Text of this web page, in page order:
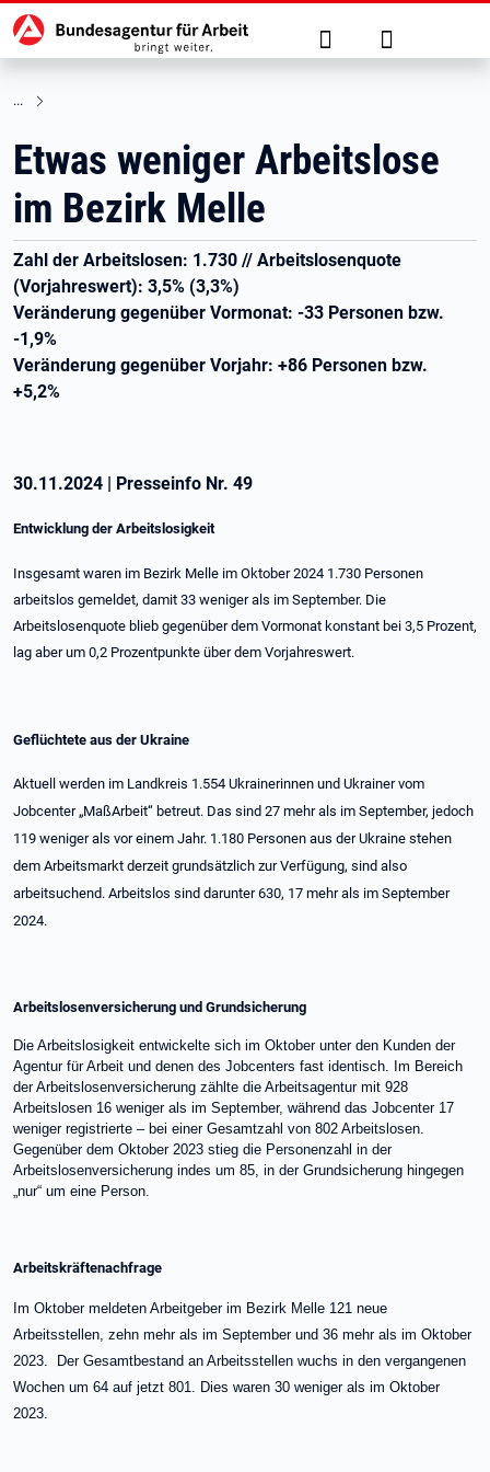
zu den Hauptinhalten springen
Hauptnavigation Suche Anmelden
Etwas weniger Arbeitslose
im Bezirk Melle
Zahl der Arbeitslosen: 1.730 // Arbeitslosenquote
(Vorjahreswert): 3,5% (3,3%)
Veränderung gegenüber Vormonat: -33 Personen bzw.
-1,9%
Veränderung gegenüber Vorjahr: +86 Personen bzw.
+5,2%
30.11.2024 | Presseinfo Nr. 49
Entwicklung der Arbeitslosigkeit
Insgesamt waren im Bezirk Melle im Oktober 2024 1.730 Personen
arbeitslos gemeldet, damit 33 weniger als im September. Die
Arbeitslosenquote blieb gegenüber dem Vormonat konstant bei 3,5 Prozent,
lag aber um 0,2 Prozentpunkte über dem Vorjahreswert.
Geflüchtete aus der Ukraine
Aktuell werden im Landkreis 1.554 Ukrainerinnen und Ukrainer vom
Jobcenter „MaßArbeit“ betreut. Das sind 27 mehr als im September, jedoch
119 weniger als vor einem Jahr. 1.180 Personen aus der Ukraine stehen
dem Arbeitsmarkt derzeit grundsätzlich zur Verfügung, sind also
arbeitsuchend. Arbeitslos sind darunter 630, 17 mehr als im September
2024.
Arbeitslosenversicherung und Grundsicherung
Die Arbeitslosigkeit entwickelte sich im Oktober unter den Kunden der
Agentur für Arbeit und denen des Jobcenters fast identisch. Im Bereich
der Arbeitslosenversicherung zählte die Arbeitsagentur mit 928
Arbeitslosen 16 weniger als im September, während das Jobcenter 17
weniger registrierte – bei einer Gesamtzahl von 802 Arbeitslosen.
Gegenüber dem Oktober 2023 stieg die Personenzahl in der
Arbeitslosenversicherung indes um 85, in der Grundsicherung hingegen
„nur“ um eine Person.
Arbeitskräftenachfrage
Im Oktober meldeten Arbeitgeber im Bezirk Melle 121 neue
Arbeitsstellen, zehn mehr als im September und 36 mehr als im Oktober
2023. Der Gesamtbestand an Arbeitsstellen wuchs in den vergangenen
Wochen um 64 auf jetzt 801. Dies waren 30 weniger als im Oktober
2023.